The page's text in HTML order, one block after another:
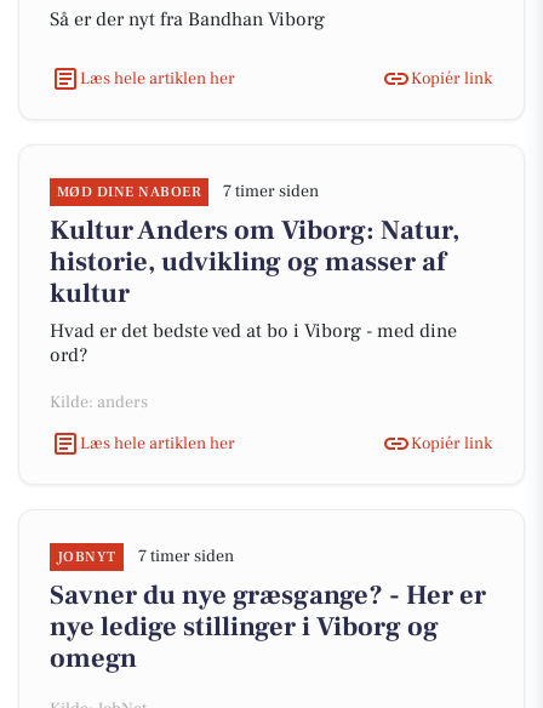
Så er der nyt fra Bandhan Viborg
Læs hele artiklen her Kopiér link
MØD DINE NABOER 7 timer siden
Kultur Anders om Viborg: Natur,
historie, udvikling og masser af
kultur
Hvad er det bedste ved at bo i Viborg - med dine
ord?
Kilde: anders
Læs hele artiklen her
Kopiér link
JOBNYT 7 timer siden
Savner du nye græsgange? - Her er
nye ledige stillinger i Viborg og
omegn